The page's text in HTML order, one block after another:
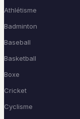
Athlétisme
Badminton
Baseball
Basketball
Boxe
Cricket
Cyclisme